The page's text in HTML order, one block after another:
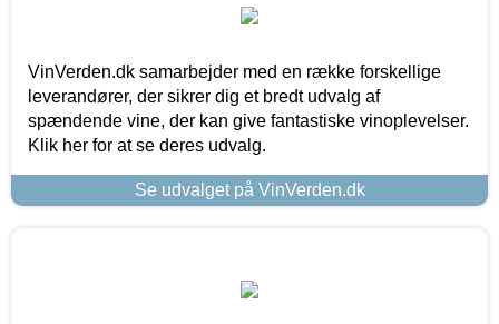
VinVerden.dk samarbejder med en række forskellige
leverandører, der sikrer dig et bredt udvalg af
spændende vine, der kan give fantastiske vinoplevelser.
Klik her for at se deres udvalg.
Se udvalget på VinVerden.dk